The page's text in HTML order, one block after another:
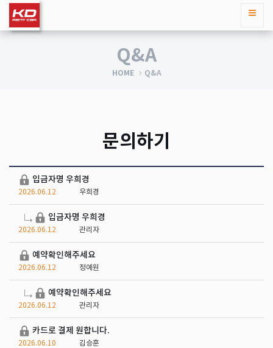
Q&A
HOME Q&A
문의하기
입금자명 우희경
2026.06.12 우희경
입금자명 우희경
2026.06.12 관리자
예약확인해주세요
2026.06.12 정예원
예약확인해주세요
2026.06.12 관리자
카드로 결제 원합니다.
2026.06.10 김승훈